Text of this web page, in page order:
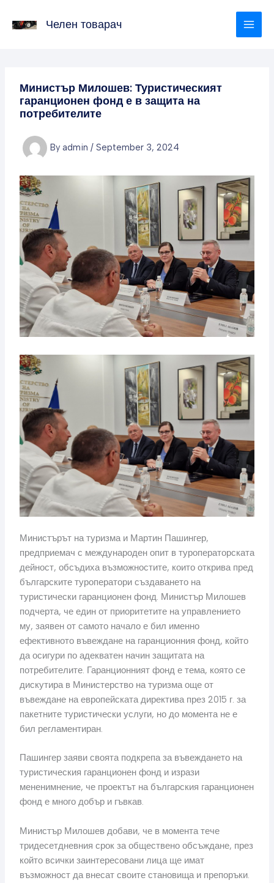
Челен товарач
Министър Милошев: Туристическият
гаранционен фонд е в защита на
потребителите
By admin / September 3, 2024
Министърът на туризма и Мартин Пашингер,
предприемач с международен опит в туроператорската
дейност, обсъдиха възможностите, които открива пред
българските туроператори създаването на
туристически гаранционен фонд. Министър Милошев
подчерта, че един от приоритетите на управлението
му, заявен от самото начало е бил именно
ефективното въвеждане на гаранционния фонд, който
да осигури по адекватен начин защитата на
потребителите. Гаранционният фонд е тема, която се
дискутира в Министерство на туризма още от
въвеждане на европейската директива през 2015 г. за
пакетните туристически услуги, но до момента не е
бил регламентиран.
Пашингер заяви своята подкрепа за въвеждането на
туристическия гаранционен фонд и изрази
мененимнение, че проектът на българския гаранционен
фонд е много добър и гъвкав.
Министър Милошев добави, че в момента тече
тридесетдневния срок за обществено обсъждане, през
който всички заинтересовани лица ще имат
възможност да внесат своите становища и препоръки.